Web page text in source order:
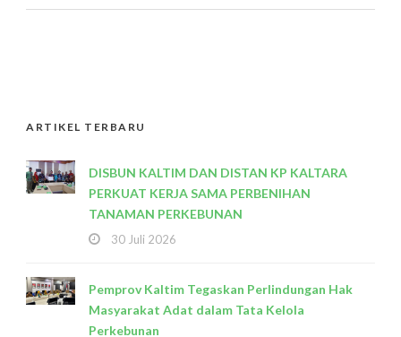
ARTIKEL TERBARU
DISBUN KALTIM DAN DISTAN KP KALTARA
PERKUAT KERJA SAMA PERBENIHAN
TANAMAN PERKEBUNAN
30 Juli 2026
Pemprov Kaltim Tegaskan Perlindungan Hak
Masyarakat Adat dalam Tata Kelola
Perkebunan